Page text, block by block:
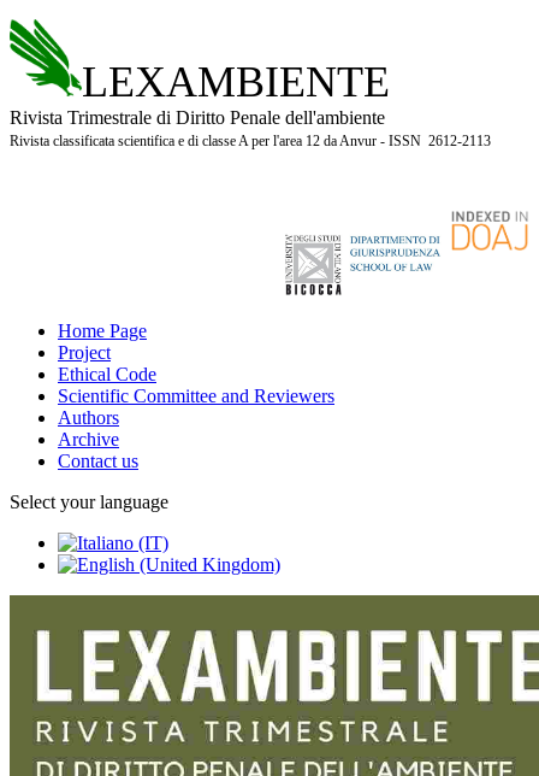
LEXAMBIENTE
Rivista Trimestrale di Diritto Penale dell'ambiente
Rivista classificata scientifica e di classe A per l'area 12 da Anvur - ISSN 2612-2113
Home Page
Project
Ethical Code
Scientific Committee and Reviewers
Authors
Archive
Contact us
Select your language